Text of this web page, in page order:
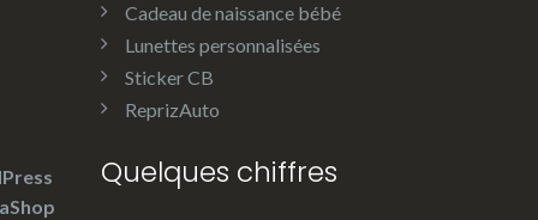
Cadeau de naissance bébé
Lunettes personnalisées
Sticker CB
ReprizAuto
Quelques chiffres